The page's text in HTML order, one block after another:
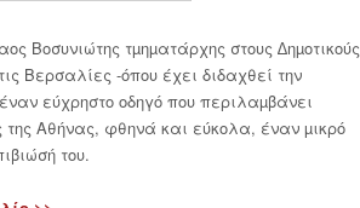
Βοσυνιώτης τµηµατάρχης στους ∆ηµοτικούς
Βερσαλίες -όπου έχει διδαχθεί την
εύχρηστο οδηγό που περιλαµβάνει
της Αθήνας, φθηνά και εύκολα, έναν µικρό
του.